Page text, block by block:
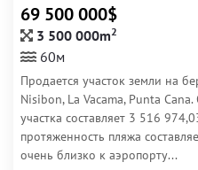
69 500 000$
3 500 000m2
60м
Продается участок земли на
Nisibon, La Vacama, Punta
участка составляет 3 516
протяженность пляжа
очень близко к аэропорту...